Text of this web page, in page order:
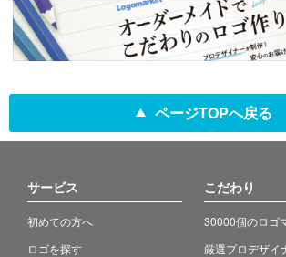
ページTOPへ戻る
サービス
初めての方へ
ロゴを探す
こだわり
30000個のロゴ
厳選プロデザイ